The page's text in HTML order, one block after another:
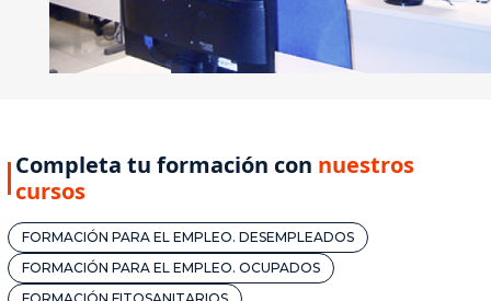
Completa tu formación con nuestros
cursos
FORMACIÓN PARA EL EMPLEO. DESEMPLEADOS
FORMACIÓN PARA EL EMPLEO. OCUPADOS